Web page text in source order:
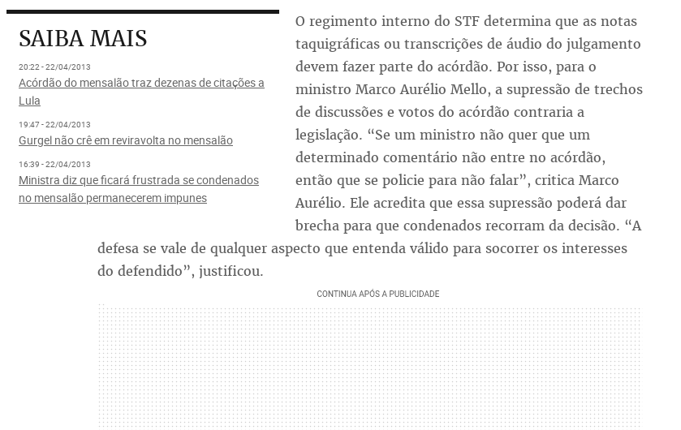
SAIBA MAIS
20:22 - 22/04/2013
Acórdão do mensalão traz dezenas de citações a
Lula
19:47 - 22/04/2013
Gurgel não crê em reviravolta no mensalão
16:39 - 22/04/2013
Ministra diz que ficará frustrada se condenados
no mensalão permanecerem impunes
O regimento interno do STF determina que as notas
taquigráficas ou transcrições de áudio do julgamento
devem fazer parte do acórdão. Por isso, para o
ministro Marco Aurélio Mello, a supressão de trechos
de discussões e votos do acórdão contraria a
legislação. “Se um ministro não quer que um
determinado comentário não entre no acórdão,
então que se policie para não falar”, critica Marco
Aurélio. Ele acredita que essa supressão poderá dar
brecha para que condenados recorram da decisão. “A
defesa se vale de qualquer aspecto que entenda válido para socorrer os interesses
do defendido”, justificou.